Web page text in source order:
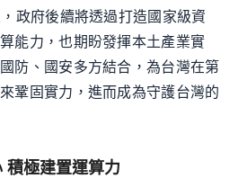
政府後續將透過打造國家級資
能力，也期盼發揮本土產業實
防、國安多方結合，為台灣在第
鞏固實力，進而成為守護台灣的
積極建置運算力